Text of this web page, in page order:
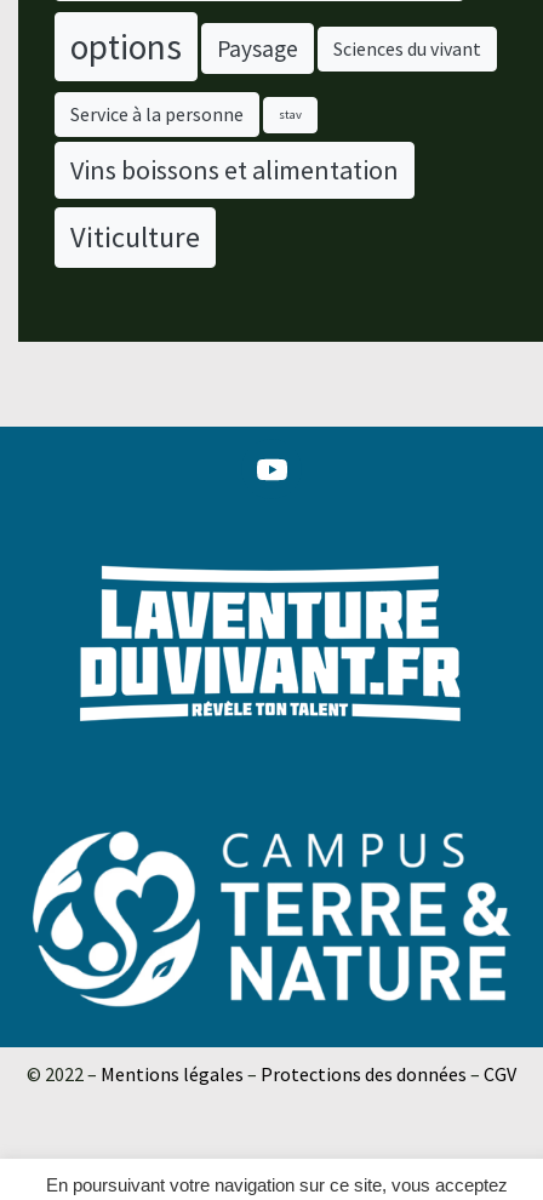
options
Paysage Sciences du vivant
Service à la personne stav
Vins boissons et alimentation
Viticulture
© 2022 – Mentions légales – Protections des données – CGV
En poursuivant votre navigation sur ce site, vous acceptez